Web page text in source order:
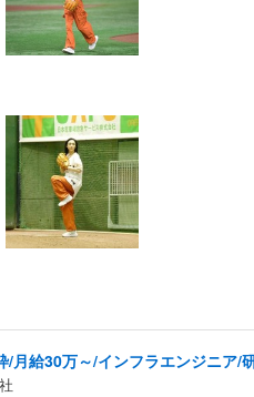
/月給30万～/インフラエンジニア/